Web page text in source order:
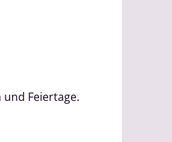
Feiertage.